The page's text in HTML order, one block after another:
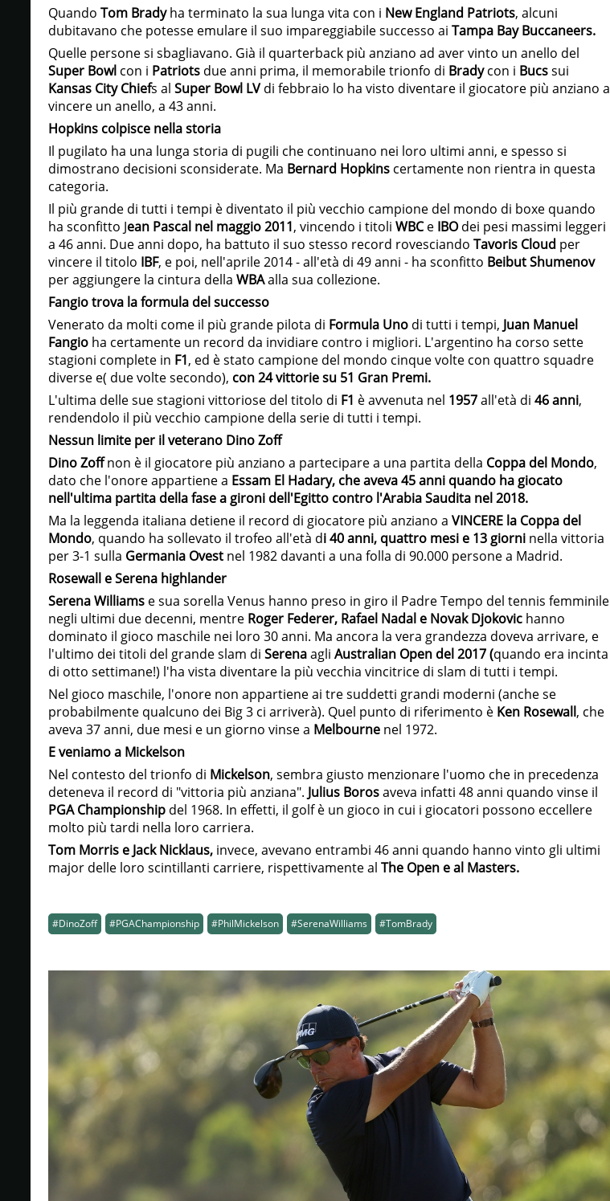
Quando Tom Bradyha terminato la sua lunga vita con i New England Patriots, alcuni
dubitavano che potesse emulare il suo impareggiabile successo ai Tampa Bay Buccaneers.
Quelle persone si sbagliavano. Già il quarterback più anziano ad aver vinto un anello del
Super Bowl con i Patriotsdue anni prima, il memorabile trionfo di Bradycon i Bucssui
Kansas City Chiefs al Super Bowl LVdi febbraio lo ha visto diventare il giocatore più anziano a
vincere un anello, a 43 anni.
Hopkins colpisce nella storia
Il pugilato ha una lunga storia di pugili che continuano nei loro ultimi anni, e spesso si
dimostrano decisioni sconsiderate. Ma Bernard Hopkinscertamente non rientra in questa
categoria.
Il più grande di tutti i tempi è diventato il più vecchio campione del mondo di boxe quando
ha sconfitto Jean Pascal nel maggio 2011, vincendo i titoli WBCe IBOdei pesi massimi leggeri
a 46 anni. Due anni dopo, ha battuto il suo stesso record rovesciando Tavoris Cloud per
vincere il titolo IBF, e poi, nell'aprile 2014 - all'età di 49 anni - ha sconfitto Beibut Shumenov
per aggiungere la cintura della WBAalla sua collezione.
Fangio trova la formula del successo
Venerato da molti come il più grande pilota di Formula Uno di tutti i tempi, Juan Manuel
Fangioha certamente un record da invidiare contro i migliori. L'argentino ha corso sette
stagioni complete in F1, ed è stato campione del mondo cinque volte con quattro squadre
diverse e( due volte secondo), con 24 vittorie su 51 Gran Premi.
L'ultima delle sue stagioni vittoriose del titolo di F1 è avvenuta nel 1957all'età di 46 anni,
rendendolo il più vecchio campione della serie di tutti i tempi.
Nessun limite per il veterano Dino Zoff
Dino Zoffnon è il giocatore più anziano a partecipare a una partita della Coppa del Mondo,
dato che l'onore appartiene a Essam El Hadary, che aveva 45 anni quando ha giocato
nell'ultima partita della fase a gironi dell'Egitto contro l'Arabia Saudita nel 2018.
Ma la leggenda italiana detiene il record di giocatore più anziano a VINCERE la Coppa del
Mondo, quando ha sollevato il trofeo all'età di 40 anni, quattro mesi e 13 giorninella vittoria
per 3-1 sulla Germania Ovestnel 1982 davanti a una folla di 90.000 persone a Madrid.
Rosewall e Serena highlander
Serena Williamse sua sorella Venus hanno preso in giro il Padre Tempo del tennis femminile
negli ultimi due decenni, mentre Roger Federer, Rafael Nadal e Novak Djokovichanno
dominato il gioco maschile nei loro 30 anni. Ma ancora la vera grandezza doveva arrivare, e
l'ultimo dei titoli del grande slam di Serenaagli Australian Open del 2017 (quando era incinta
di otto settimane!) l'ha vista diventare la più vecchia vincitrice di slam di tutti i tempi.
Nel gioco maschile, l'onore non appartiene ai tre suddetti grandi moderni (anche se
probabilmente qualcuno dei Big 3 ci arriverà). Quel punto di riferimento èKen Rosewall, che
aveva 37 anni, due mesi e un giorno vinse a Melbournenel 1972.
E veniamo a Mickelson
Nel contesto del trionfo di Mickelson, sembra giusto menzionare l'uomo che in precedenza
deteneva il record di "vittoria più anziana". Julius Borosaveva infatti 48 anni quando vinse il
PGA Championshipdel 1968. In effetti, il golf è un gioco in cui i giocatori possono eccellere
molto più tardi nella loro carriera.
Tom Morris e Jack Nicklaus,invece, avevano entrambi 46 anni quando hanno vinto gli ultimi
major delle loro scintillanti carriere, rispettivamente al The Open e al Masters.
#DinoZoff #PGAChampionship #PhilMickelson #SerenaWilliams #TomBrady